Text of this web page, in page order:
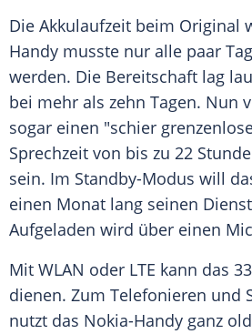
Die Akkulaufzeit beim Original
Handy musste nur alle paar
werden. Die Bereitschaft lag
bei mehr als zehn Tagen. Nun
sogar einen "schier
Sprechzeit von bis zu 22
sein. Im Standby-Modus will
einen Monat lang seinen
Aufgeladen wird über einen
Mit WLAN oder LTE kann das
dienen. Zum Telefonieren und
nutzt das Nokia-Handy ganz